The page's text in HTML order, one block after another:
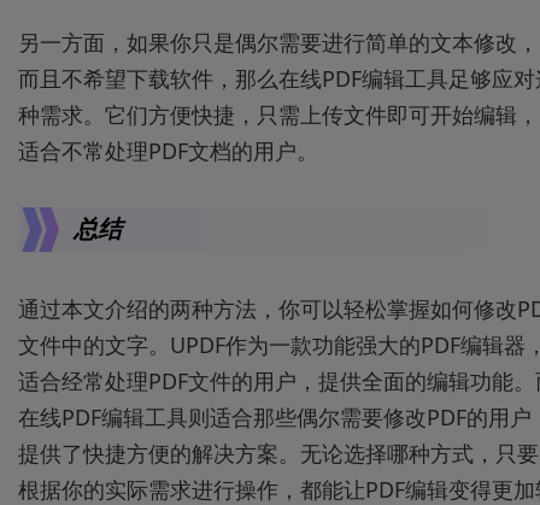
另一方面，如果你只是偶尔需要进行简单的文本修改，
而且不希望下载软件，那么在线PDF编辑工具足够应
种需求。它们方便快捷，只需上传文件即可开始编辑，
适合不常处理PDF文档的用户。
总结
通过本文介绍的两种方法，你可以轻松掌握如何修改
文件中的文字。UPDF作为一款功能强大的PDF编辑器
适合经常处理PDF文件的用户，提供全面的编辑功能
在线PDF编辑工具则适合那些偶尔需要修改PDF的用户
提供了快捷方便的解决方案。无论选择哪种方式，只要
根据你的实际需求进行操作，都能让PDF编辑变得更